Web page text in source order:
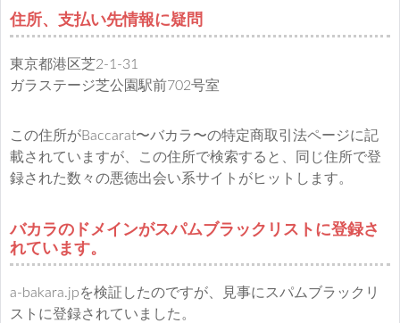
住所、支払い先情報に疑問
東京都港区芝2-1-31
ガラステージ芝公園駅前702号室
この住所がBaccarat〜バカラ〜の特定商取引法ページに記
載されていますが、この住所で検索すると、同じ住所で登
録された数々の悪徳出会い系サイトがヒットします。
バカラのドメインがスパムブラックリストに登録さ
れています。
a-bakara.jpを検証したのですが、見事にスパムブラックリ
ストに登録されていました。